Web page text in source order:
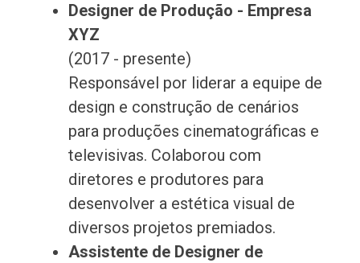
Designer de Produção - Empresa
XYZ
(2017 - presente)
Responsável por liderar a equipe de
design e construção de cenários
para produções cinematográficas e
televisivas. Colaborou com
diretores e produtores para
desenvolver a estética visual de
diversos projetos premiados.
Assistente de Designer de